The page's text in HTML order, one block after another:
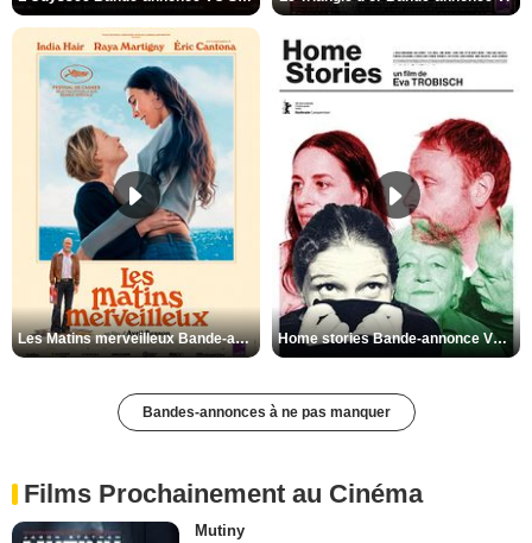
Les Matins merveilleux Bande-annonce VF Home stories Bande-annonce VO STFR
Bandes-annonces à ne pas manquer
Films Prochainement au Cinéma
Mutiny